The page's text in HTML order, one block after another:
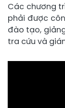
Các chương
phải được
đào tạo,
tra cứu và